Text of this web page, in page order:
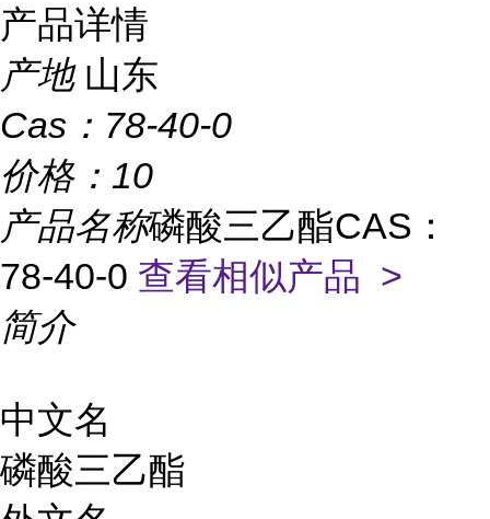
产品详情
产地 山东
Cas： 78-40-0
价格： 10
产品名称磷酸三乙酯CAS：
78-40-0 查看相似产品 >
简介
中文名
磷酸三乙酯